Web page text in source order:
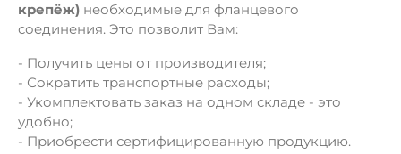
крепёж) необходимые для фланцевого
соединения. Это позволит Вам:
- Получить цены от производителя;
- Сократить транспортные расходы;
- Укомплектовать заказ на одном складе - это
удобно;
- Приобрести сертифицированную продукцию.